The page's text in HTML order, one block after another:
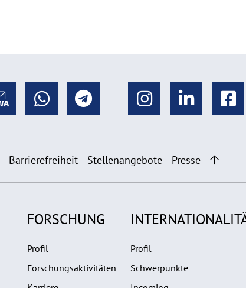
Barrierefreiheit Stellenangebote Presse
FORSCHUNG
Profil
Forschungsaktivitäten
Profil
Schwerpunkte